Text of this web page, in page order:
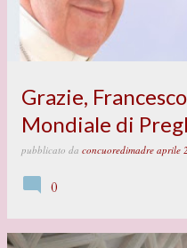
Grazie,
Mondiale di
pubblicato da concuoredimadre aprile
0